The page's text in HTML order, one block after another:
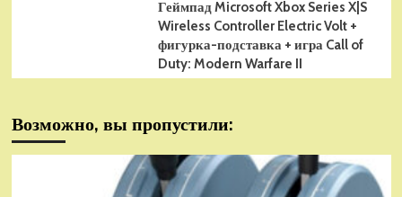
Геймпад Microsoft Xbox Series X|S
Wireless Controller Electric Volt +
фигурка-подставка + игра Call of
Duty: Modern Warfare II
Возможно, вы пропустили: